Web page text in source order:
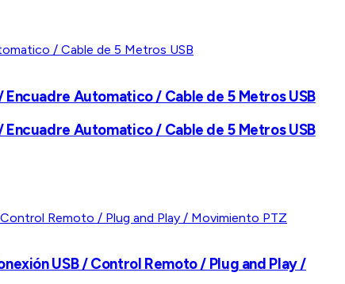
Automatico / Cable de 5 Metros USB
Automatico / Cable de 5 Metros USB
USB / Control Remoto / Plug and Play /